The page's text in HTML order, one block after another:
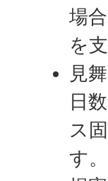
場
を
見
日
ス
す。